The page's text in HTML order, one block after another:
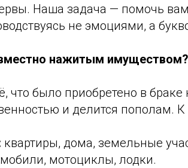
Наша задача — помочь
не эмоциями, а
нажитым имуществом?
что было приобретено в браке
и делится пополам. К
квартиры, дома, земельные
мотоциклы, лодки.